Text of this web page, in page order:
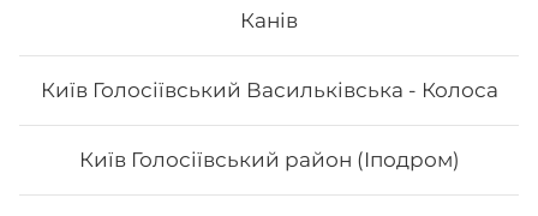
Канів
Київ Голосіївський Васильківська - Колоса
Київ Голосіївський район (Іподром)
унагі соус або шрірача (гострий соус), сир
філадельфія, ікра тобіко
222₴ Хочу